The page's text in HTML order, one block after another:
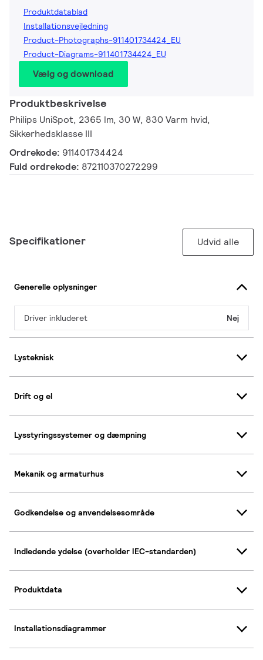
Produktdatablad
Installationsvejledning
Product-Photographs-911401734424_EU
Product-Diagrams-911401734424_EU
Vælg og download
Produktbeskrivelse
Philips UniSpot, 2365 lm, 30 W, 830 Varm hvid,
Sikkerhedsklasse III
Ordrekode: 911401734424
Fuld ordrekode: 872110370272299
Specifikationer Udvid alle
Generelle oplysninger
Driver inkluderet Nej
Lysteknisk
Drift og el
Lysstyringssystemer og dæmpning
Mekanik og armaturhus
Godkendelse og anvendelsesområde
Indledende ydelse (overholder IEC-standarden)
Produktdata
Installationsdiagrammer